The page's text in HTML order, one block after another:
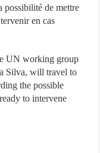
possibilité de mettre
en cas
UN working group
Silva, will travel to
the possible
to intervene